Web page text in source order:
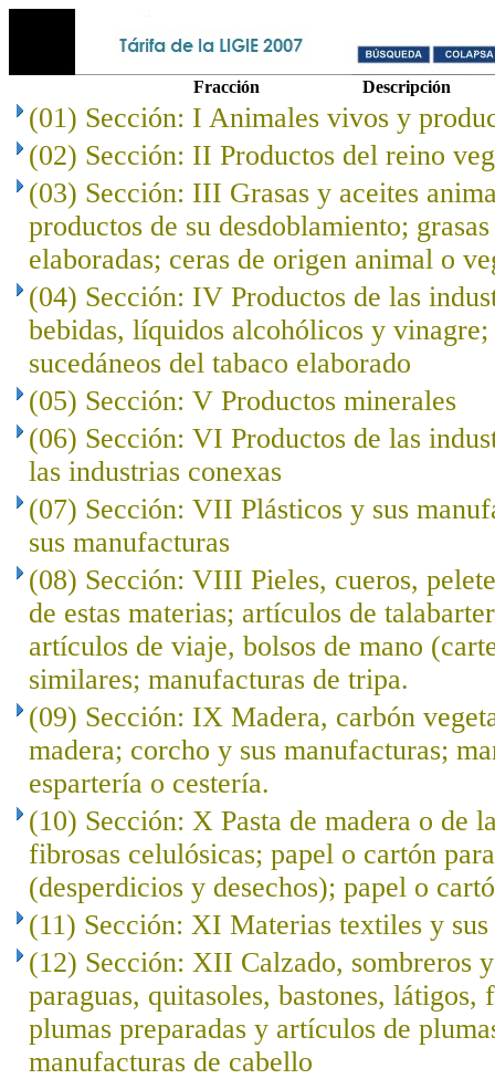
Fracción Descripción
(01) Sección: I Animales vivos y
(02) Sección: II Productos del reino
(03) Sección: III Grasas y aceites
productos de su desdoblamiento;
elaboradas; ceras de origen animal o
(04) Sección: IV Productos de las
bebidas, líquidos alcohólicos y vinagre;
sucedáneos del tabaco elaborado
(05) Sección: V Productos minerales
(06) Sección: VI Productos de las
las industrias conexas
(07) Sección: VII Plásticos y sus
sus manufacturas
(08) Sección: VIII Pieles, cueros,
de estas materias; artículos de
artículos de viaje, bolsos de mano
similares; manufacturas de tripa.
(09) Sección: IX Madera, carbón
madera; corcho y sus manufacturas;
espartería o cestería.
(10) Sección: X Pasta de madera o de
fibrosas celulósicas; papel o cartón
(desperdicios y desechos); papel o
(11) Sección: XI Materias textiles y sus
(12) Sección: XII Calzado, sombreros
paraguas, quitasoles, bastones, látigos,
plumas preparadas y artículos de
manufacturas de cabello